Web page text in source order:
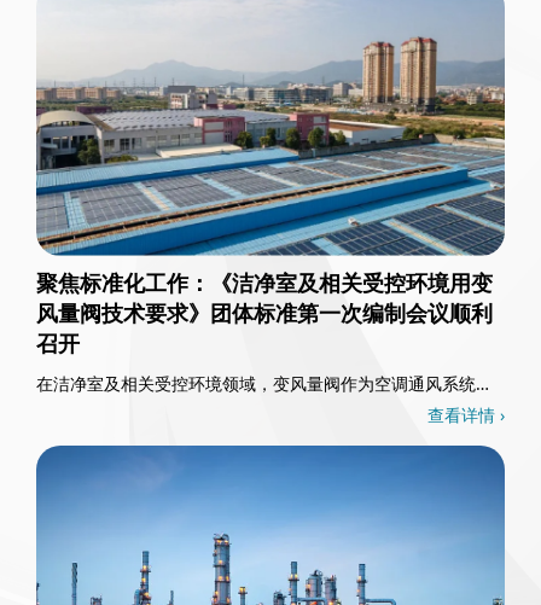
聚焦标准化工作：《洁净室及相关受控环境用变
风量阀技术要求》团体标准第一次编制会议顺利
召开
在洁净室及相关受控环境领域，变风量阀作为空调通风系统的
核心控制部件，其重要性不言而喻。3月26日，一……查看详情 ›